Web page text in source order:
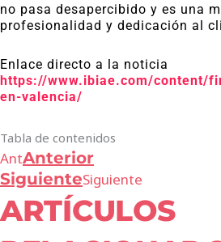
no pasa desapercibido y es una
profesionalidad y dedicación al
Enlace directo a la noticia
https://www.ibiae.com/content/
en-valencia/
Tabla de contenidos
AntAnterior
SiguienteSiguiente
ARTÍCULOS